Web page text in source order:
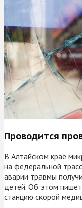
Проводится
В Алтайском крае
на федеральной
аварии травмы
детей. Об этом
станцию скорой